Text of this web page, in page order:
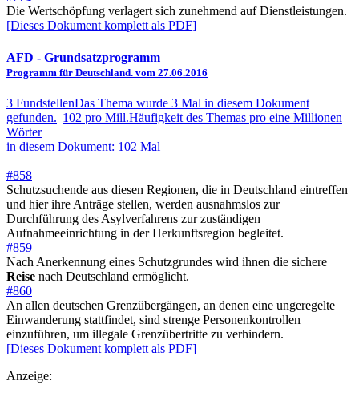
Die Wertschöpfung verlagert sich zunehmend auf Dienstleistungen.
[Dieses Dokument komplett als PDF]
AFD - Grundsatzprogramm
Programm für Deutschland. vom 27.06.2016
3 FundstellenDas Thema wurde 3 Mal in diesem Dokument
gefunden.| 102 pro Mill.Häufigkeit des Themas pro eine Millionen
Wörter
in diesem Dokument: 102 Mal
#858
Schutzsuchende aus diesen Regionen, die in Deutschland eintreffen
und hier ihre Anträge stellen, werden ausnahmslos zur
Durchführung des Asylverfahrens zur zuständigen
Aufnahmeeinrichtung in der Herkunftsregion begleitet.
#859
Nach Anerkennung eines Schutzgrundes wird ihnen die sichere
Reise nach Deutschland ermöglicht.
#860
An allen deutschen Grenzübergängen, an denen eine ungeregelte
Einwanderung stattfindet, sind strenge Personenkontrollen
einzuführen, um illegale Grenzübertritte zu verhindern.
[Dieses Dokument komplett als PDF]
Anzeige: